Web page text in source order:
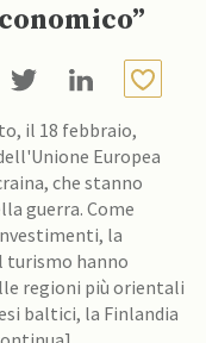
il 18 febbraio,
Europea
che stanno
guerra. Come
la
turismo hanno
regioni più orientali
baltici, la Finlandia